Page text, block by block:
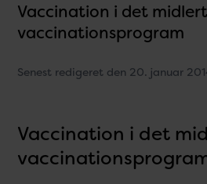
Vaccination i det
vaccinationsprogram
Senest redigeret den 20. januar
Vaccination i det